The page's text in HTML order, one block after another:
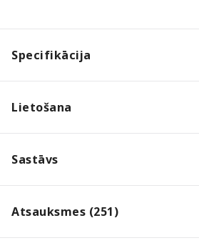
Specifikācija
Lietošana
Sastāvs
Atsauksmes (251)